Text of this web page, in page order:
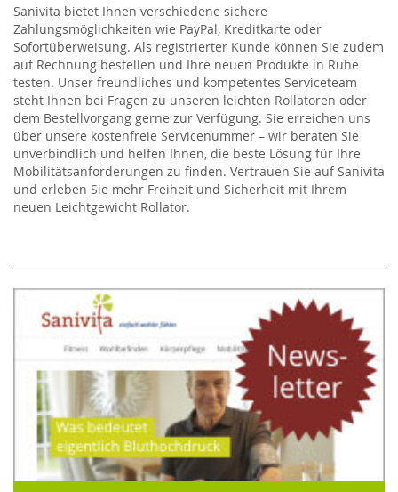
Sanivita bietet Ihnen verschiedene sichere
Zahlungsmöglichkeiten wie PayPal, Kreditkarte oder
Sofortüberweisung. Als registrierter Kunde können Sie zudem
auf Rechnung bestellen und Ihre neuen Produkte in Ruhe
testen. Unser freundliches und kompetentes Serviceteam
steht Ihnen bei Fragen zu unseren leichten Rollatoren oder
dem Bestellvorgang gerne zur Verfügung. Sie erreichen uns
über unsere kostenfreie Servicenummer – wir beraten Sie
unverbindlich und helfen Ihnen, die beste Lösung für Ihre
Mobilitätsanforderungen zu finden. Vertrauen Sie auf Sanivita
und erleben Sie mehr Freiheit und Sicherheit mit Ihrem
neuen Leichtgewicht Rollator.